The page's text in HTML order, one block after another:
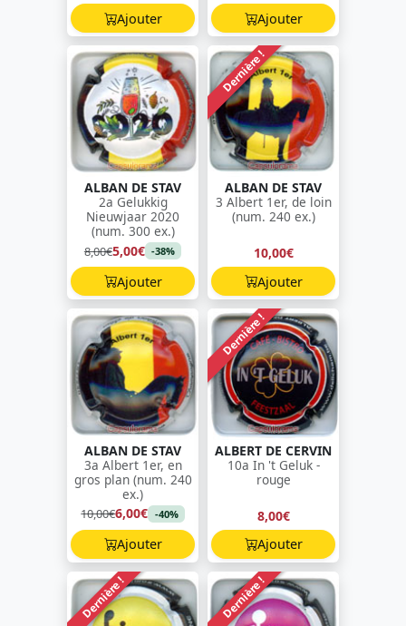
Ajouter
Ajouter
ALBAN DE STAV
2a Gelukkig
Nieuwjaar 2020
(num. 300 ex.)
8,00€5,00€ -38%
Ajouter
Dernière !
ALBAN DE STAV
3 Albert 1er, de loin
(num. 240 ex.)
10,00€
Ajouter
ALBAN DE STAV
3a Albert 1er, en
gros plan (num. 240
ex.)
10,00€6,00€ -40%
Ajouter
Dernière !
ALBERT DE CERVIN
10a In 't Geluk -
rouge
8,00€
Ajouter
Dernière ! Dernière !